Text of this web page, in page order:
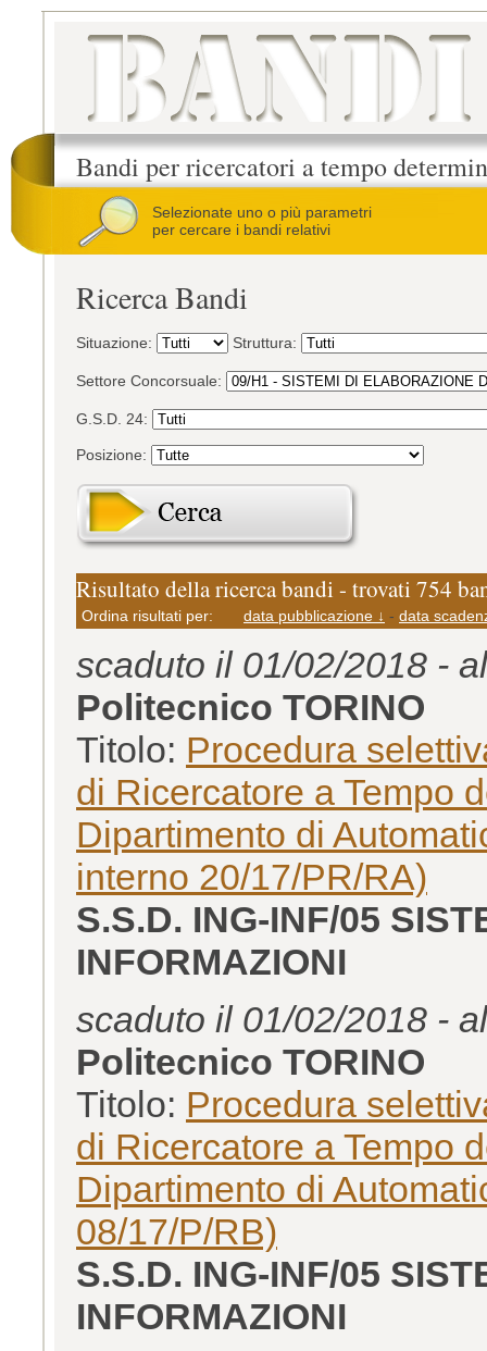
Bandi per ricercatori a tempo
Selezionate uno o più parametri
per cercare i bandi relativi
Ricerca Bandi
Situazione: Struttura:
Settore Concorsuale:
G.S.D. 24:
Posizione:
Risultato della ricerca bandi - trovati 754
Ordina risultati per: data pubblicazione ↓ - data
scaduto il 01/02/2018 -
Politecnico TORINO
Titolo: Procedura
di Ricercatore a Tempo
Dipartimento di
interno 20/17/PR/RA)
S.S.D. ING-INF/05
INFORMAZIONI
scaduto il 01/02/2018 -
Politecnico TORINO
Titolo: Procedura
di Ricercatore a Tempo
Dipartimento di
08/17/P/RB)
S.S.D. ING-INF/05
INFORMAZIONI